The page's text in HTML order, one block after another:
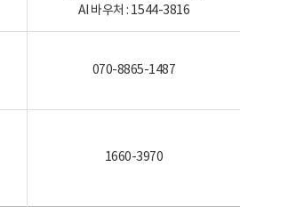
AI 바우처 : 1544-3816
070-8865-1487
1660-3970